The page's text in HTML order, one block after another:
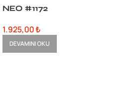
NEO #1172
1.925,00₺
DEVAMINI OKU